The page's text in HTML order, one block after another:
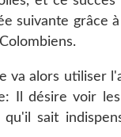
suivante grâce
va alors utiliser
Il désire voir
sait